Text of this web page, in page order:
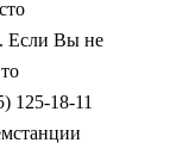
Если Вы не
125-18-11